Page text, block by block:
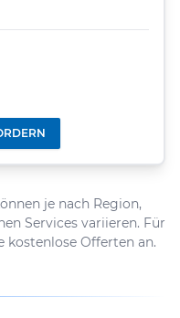
je nach Region,
Services variieren. Für
kostenlose Offerten an.